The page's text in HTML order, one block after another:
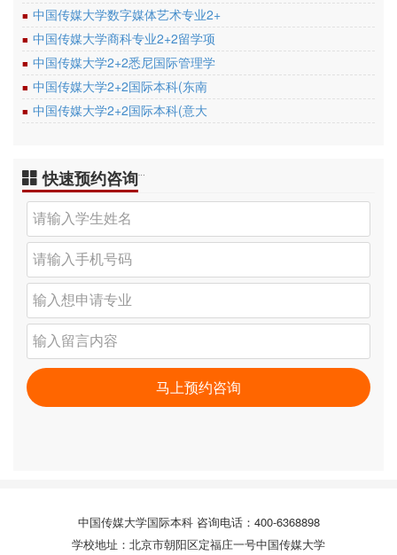
■ 中国传媒大学数字媒体艺术专业2+
■ 中国传媒大学商科专业2+2留学项
■ 中国传媒大学2+2悉尼国际管理学
■ 中国传媒大学2+2国际本科(东南
■ 中国传媒大学2+2国际本科(意大
快速预约咨询
中国传媒大学国际本科 咨询电话：400-6368898
学校地址：北京市朝阳区定福庄一号中国传媒大学